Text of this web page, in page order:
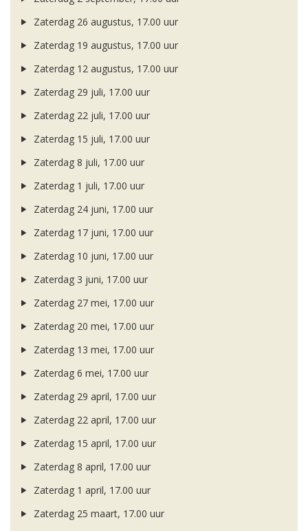
Zaterdag 26 augustus, 17.00 uur
Zaterdag 19 augustus, 17.00 uur
Zaterdag 12 augustus, 17.00 uur
Zaterdag 29 juli, 17.00 uur
Zaterdag 22 juli, 17.00 uur
Zaterdag 15 juli, 17.00 uur
Zaterdag 8 juli, 17.00 uur
Zaterdag 1 juli, 17.00 uur
Zaterdag 24 juni, 17.00 uur
Zaterdag 17 juni, 17.00 uur
Zaterdag 10 juni, 17.00 uur
Zaterdag 3 juni, 17.00 uur
Zaterdag 27 mei, 17.00 uur
Zaterdag 20 mei, 17.00 uur
Zaterdag 13 mei, 17.00 uur
Zaterdag 6 mei, 17.00 uur
Zaterdag 29 april, 17.00 uur
Zaterdag 22 april, 17.00 uur
Zaterdag 15 april, 17.00 uur
Zaterdag 8 april, 17.00 uur
Zaterdag 1 april, 17.00 uur
Zaterdag 25 maart, 17.00 uur